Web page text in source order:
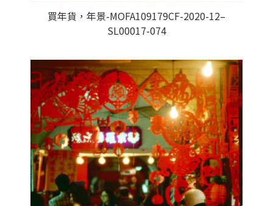
買年貨，年景-MOFA109179CF-2020-12–
SL00017-074